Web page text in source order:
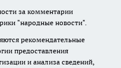
за комментарии
"народные новости".
рекомендательные
предоставления
и анализа сведений,